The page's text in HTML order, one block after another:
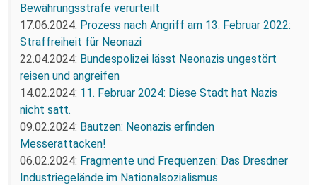
Bewährungsstrafe verurteilt
17.06.2024: Prozess nach Angriff am 13. Februar 2022:
Straffreiheit für Neonazi
22.04.2024: Bundespolizei lässt Neonazis ungestört
reisen und angreifen
14.02.2024: 11. Februar 2024: Diese Stadt hat Nazis
nicht satt.
09.02.2024: Bautzen: Neonazis erfinden
Messerattacken!
06.02.2024: Fragmente und Frequenzen: Das Dresdner
Industriegelände im Nationalsozialismus.